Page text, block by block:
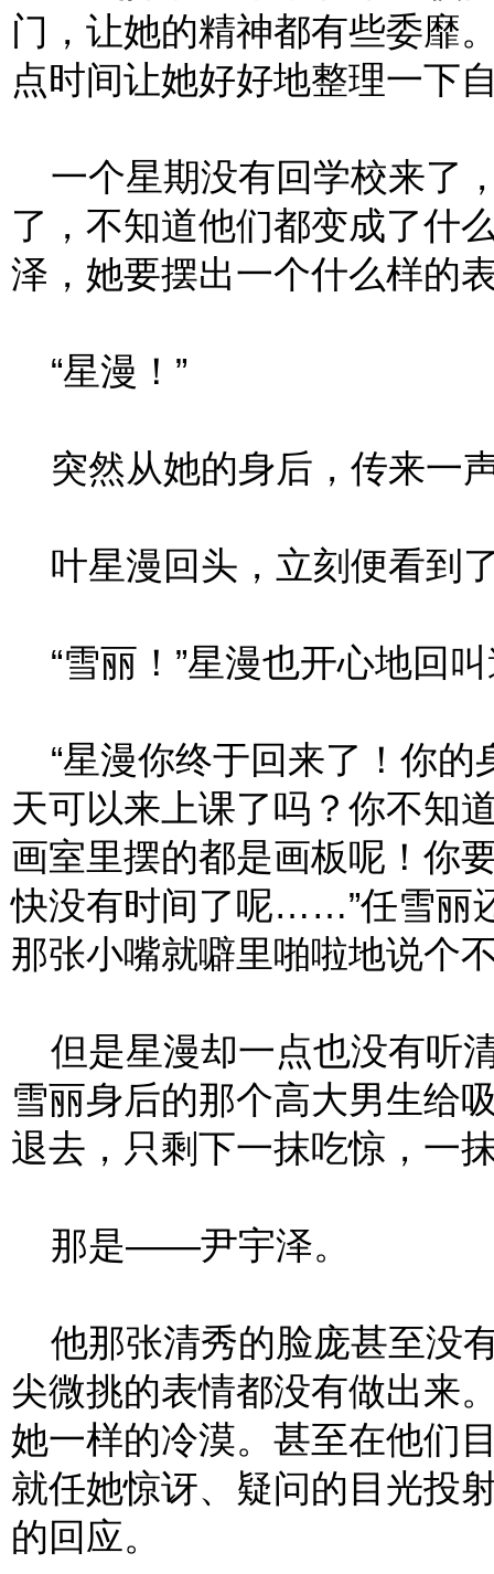
门，让她的精神都有些委靡
点时间让她好好地整理一下
一个星期没有回学校来了
了，不知道他们都变成了什
泽，她要摆出一个什么样的
“星漫！”
突然从她的身后，传来一
叶星漫回头，立刻便看到
“雪丽！”星漫也开心地回
“星漫你终于回来了！你的
天可以来上课了吗？你不知
画室里摆的都是画板呢！你
快没有时间了呢……”任雪丽
那张小嘴就噼里啪啦地说个
但是星漫却一点也没有听
雪丽身后的那个高大男生给
退去，只剩下一抹吃惊，一
那是——尹宇泽。
他那张清秀的脸庞甚至没
尖微挑的表情都没有做出来
她一样的冷漠。甚至在他们
就任她惊讶、疑问的目光投
的回应。